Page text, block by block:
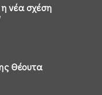
νέα σχέση
Θέουτα